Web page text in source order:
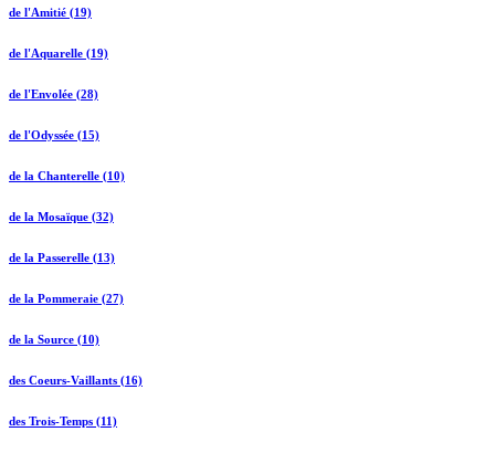
de l'Amitié (19)
de l'Aquarelle (19)
de l'Envolée (28)
de l'Odyssée (15)
de la Chanterelle (10)
de la Mosaïque (32)
de la Passerelle (13)
de la Pommeraie (27)
de la Source (10)
des Coeurs-Vaillants (16)
des Trois-Temps (11)